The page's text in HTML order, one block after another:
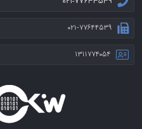
۰۲۱-۷۷۶۴۴۵۳۹